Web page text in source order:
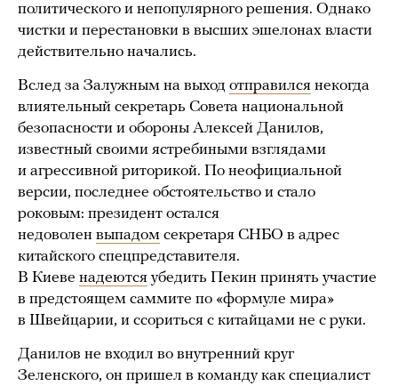
политического и непопулярного решения. Однако
чистки и перестановки в высших эшелонах власти
действительно начались.
Вслед за Залужным на выход отправился некогда
влиятельный секретарь Совета национальной
безопасности и обороны Алексей Данилов,
известный своими ястребиными взглядами
и агрессивной риторикой. По неофициальной
версии, последнее обстоятельство и стало
роковым: президент остался
недоволен выпадом секретаря СНБО в адрес
китайского спецпредставителя.
В Киеве надеются убедить Пекин принять участие
в предстоящем саммите по «формуле мира»
в Швейцарии, и ссориться с китайцами не с руки.
Данилов не входил во внутренний круг
Зеленского, он пришел в команду как специалист